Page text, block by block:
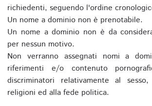
richiedenti, seguendo l'ordine
Un nome a dominio non è prenotabile.
Un nome a dominio non è da
per nessun motivo.
Non verranno assegnati nomi a
riferimenti e/o contenuto
discriminatori relativamente al
religioni ed alla fede politica.